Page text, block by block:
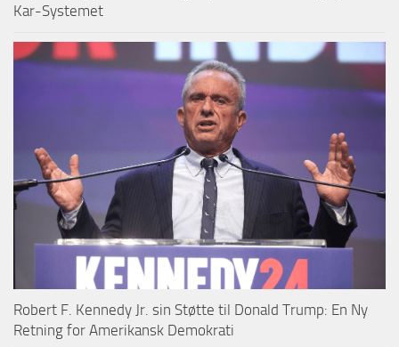
Kar-Systemet
Robert F. Kennedy Jr. sin Støtte til Donald Trump: En Ny
Retning for Amerikansk Demokrati